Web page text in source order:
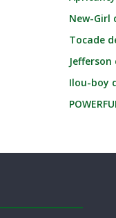
New-Girl
Tocade
Ilou-boy